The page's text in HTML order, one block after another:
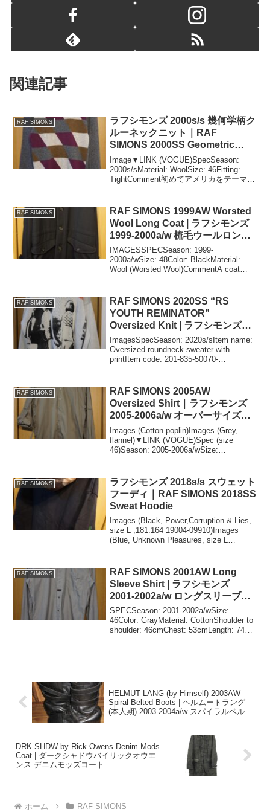
関連記事
RAF SIMONS
ラフシモンズ 2000s/s 幾何学柄ク
ルーネックニット｜RAF
SIMONS 2000SS Geometric
Crew Neck Knit
Image▼LINK (VOGUE)SpecSeason:
2000s/sMaterial: WoolSize: 46Fitting:
TightComment初めてアメリカをテーマと
RAF SIMONS
RAF SIMONS 1999AW Worsted
Wool Long Coat | ラフシモンズ
1999-2000a/w 梳毛ウールロング
コート
IMAGESSPECSeason: 1999-
2000a/wSize: 48Color: BlackMaterial:
Wool (Worsted Wool)CommentA coat
RAF SIMONS
RAF SIMONS 2020SS “RS
YOUTH REMINATOR”
Oversized Knit | ラフシモンズ
2020s/s オーバーサイズニット
ImagesSpecSeason: 2020s/sItem name:
Oversized roundneck sweater with
printItem code: 201-835-50070-
RAF SIMONS
RAF SIMONS 2005AW
Oversized Shirt｜ラフシモンズ
2005-2006a/w オーバーサイズシ
ャツ
Images (Cotton poplin)Images (Grey,
flannel)▼LINK (VOGUE)Spec (size
46)Season: 2005-2006a/wSize:
RAF SIMONS
ラフシモンズ 2018s/s スウェット
フーディ｜RAF SIMONS 2018SS
Sweat Hoodie
Images (Black, Power,Corruption & Lies,
size L ,181.164 19004-09910)Images
(Blue, Unknown Pleasures, size L
RAF SIMONS
RAF SIMONS 2001AW Long
Sleeve Shirt | ラフシモンズ
2001-2002a/w ロングスリーブシ
ャツ
SPECSeason: 2001-2002a/wSize:
46Color: GrayMaterial: CottonShoulder to
shoulder: 46cmChest: 53cmLength: 74cm
HELMUT LANG (by Himself) 2003AW
Spiral Belted Boots | ヘルムートラング
(本人期) 2003-2004a/w スパイラルベルト
DRK SHDW by Rick Owens Denim Mods
Coat | ダークシャドウバイリックオウエ
ンス デニムモッズコート
ホーム RAF SIMONS